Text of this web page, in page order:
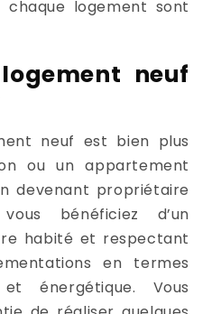
chaque logement sont
neuf
neuf est bien plus
ou un appartement
devenant propriétaire
bénéficiez d’un
habité et respectant
en termes
et énergétique. Vous